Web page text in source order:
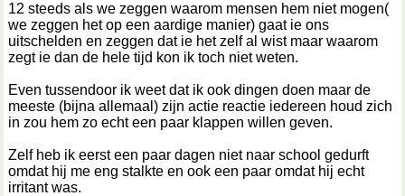
12 steeds als we zeggen waarom mensen hem niet mogen(
we zeggen het op een aardige manier) gaat ie ons
uitschelden en zeggen dat ie het zelf al wist maar waarom
zegt ie dan de hele tijd kon ik toch niet weten.
Even tussendoor ik weet dat ik ook dingen doen maar de
meeste (bijna allemaal) zijn actie reactie iedereen houd zich
in zou hem zo echt een paar klappen willen geven.
Zelf heb ik eerst een paar dagen niet naar school gedurft
omdat hij me eng stalkte en ook een paar omdat hij echt
irritant was.